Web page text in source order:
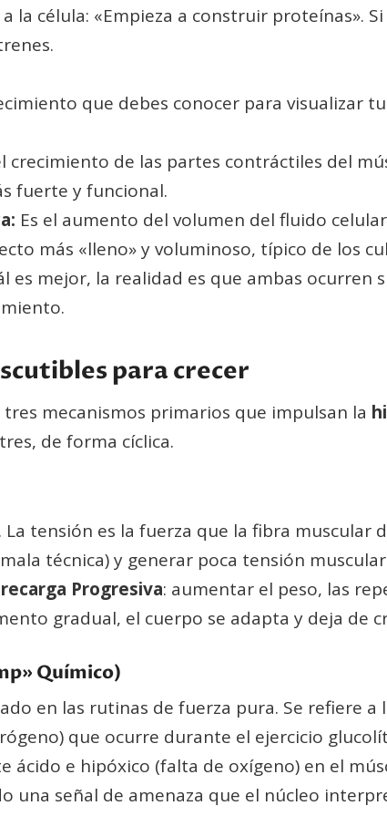
célula: «Empieza a construir proteínas».
que debes conocer para visualizar
crecimiento de las partes contráctiles del
fuerte y funcional.
Es el aumento del volumen del fluido
más «lleno» y voluminoso, típico de los
es mejor, la realidad es que ambas
para crecer
mecanismos primarios que impulsan la
de forma cíclica.
tensión es la fuerza que la fibra muscular
técnica) y generar poca tensión
Progresiva: aumentar el peso, las
gradual, el cuerpo se adapta y deja de
Químico)
en las rutinas de fuerza pura. Se refiere
que ocurre durante el ejercicio
ácido e hipóxico (falta de oxígeno) en el
una señal de amenaza que el núcleo